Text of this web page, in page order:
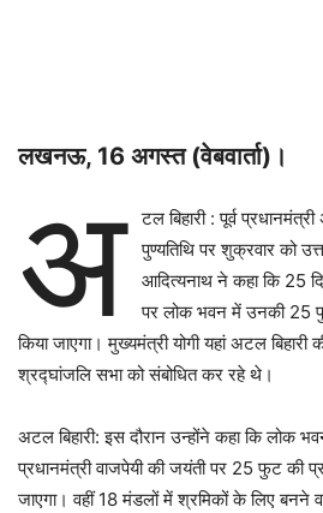
लखनऊ, 16 अगस्त (वेबवार्ता)।
अ
टल बिहारी : पूर्व
पुण्यतिथि पर शुक्रवार को
आदित्यनाथ ने कहा कि 25
पर लोक भवन में उनकी 25
किया जाएगा। मुख्यमंत्री योगी यहां अटल बिहारी
श्रद्घांजलि सभा को संबोधित कर रहे थे।
अटल बिहारी: इस दौरान उन्होंने कहा कि लोक
प्रधानमंत्री वाजपेयी की जयंती पर 25 फुट की
जाएगा। वहीं 18 मंडलों में श्रमिकों के लिए बनने